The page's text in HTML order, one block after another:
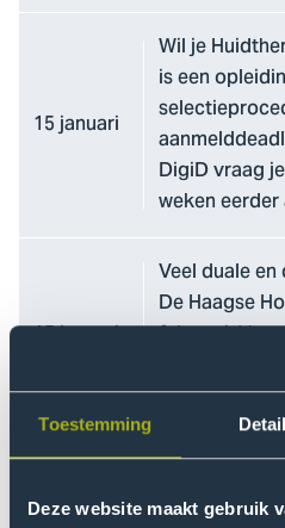
Toestemming
Deze website maakt gebruik
15 januari
Wil je
is een
DigiD vraag
weken eerder
15 januari
Veel duale
De Haagse
februari.
kan je je tot
aanmelden.
15 april
Uiterste
opleidingen